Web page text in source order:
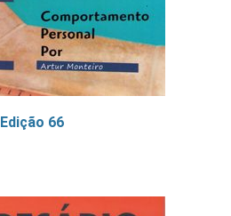
Edição 66